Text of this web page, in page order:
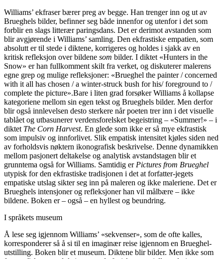
Williams’ ekfraser bærer preg av begge. Han trenger inn og ut av
Brueghels bilder, befinner seg både innenfor og utenfor i det som
forblir en slags litterær paringsdans. Det er derimot avstanden som
blir avgjørende i Williams’ samling. Den ekfrastiske empatien, som
absolutt er til stede i diktene, korrigeres og holdes i sjakk av en
kritisk refleksjon over bildene som bilder. I diktet «Hunters in the
Snow» er han fullkomment skilt fra verket, og diskuterer malerens
egne grep og mulige refleksjoner: «Brueghel the painter / concerned
with it all has chosen / a winter-struck bush for his/ foreground to /
complete the picture».Bare i liten grad forsøker Williams å kollapse
kategoriene mellom sin egen tekst og Brueghels bilder. Men derfor
blir også innlevelsen desto sterkere når poeten trer inn i det visuelle
tablået og utbasunerer verdensforelsket begeistring – «Summer!» – i
diktet The Corn Harvest. En glede som ikke er så mye ekfrastisk
som impulsiv og innforlivet. Slik empatisk intensitet kjøles siden ned
av forholdsvis nøktern ikonografisk beskrivelse. Denne dynamikken
mellom pasjonert deltakelse og analytisk avstandstagen blir et
grunntema også for Williams. Samtidig er Pictures from Brueghel
utypisk for den ekfrastiske tradisjonen i det at forfatter-jegets
empatiske utslag sikter seg inn på maleren og ikke maleriene. Det er
Brueghels intensjoner og refleksjoner han vil målbære – ikke
bildene. Boken er – også – en hyllest og beundring.
I språkets museum
Å lese seg igjennom Williams’ «sekvenser», som de ofte kalles,
korresponderer så å si til en imaginær reise igjennom en Brueghel-
utstilling. Boken blir et museum. Diktene blir bilder. Men ikke som